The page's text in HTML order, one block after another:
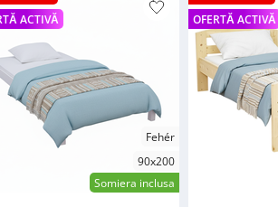
ACTIVĂ
Fehér
90x200
Somiera inclusa
OFERTĂ ACTIVĂ